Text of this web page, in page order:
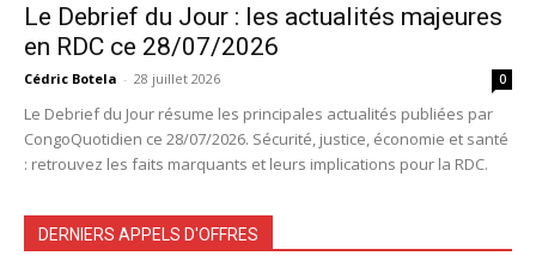
Le Debrief du Jour : les actualités majeures
en RDC ce 28/07/2026
Cédric Botela - 28 juillet 2026 0
Le Debrief du Jour résume les principales actualités publiées par
CongoQuotidien ce 28/07/2026. Sécurité, justice, économie et santé
: retrouvez les faits marquants et leurs implications pour la RDC.
DERNIERS APPELS D'OFFRES